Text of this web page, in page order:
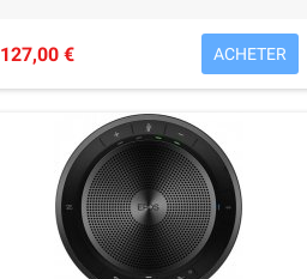
127,00 € ACHETER